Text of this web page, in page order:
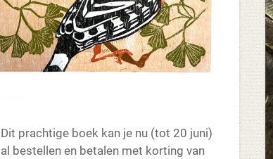
Dit prachtige boek kan je nu (tot 20 juni)
al bestellen en betalen met korting van